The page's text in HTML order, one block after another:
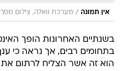
אין תמונה / מערכת וואלה, צילום מסך
בשנתיים האחרונות הופך
בתחומים רבים, אך נראה כי
הוא זה אשר הצליח לרתום את